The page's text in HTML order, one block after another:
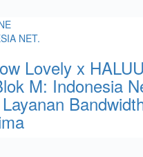
NET.
Lovely x
M: Indonesia